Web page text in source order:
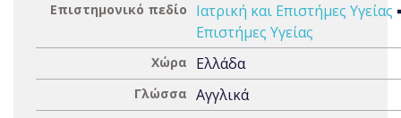
Επιστημονικό πεδίο Ιατρική και Επιστήμες Υγείας
Επιστήμες Υγείας
Χώρα Ελλάδα
Γλώσσα Αγγλικά